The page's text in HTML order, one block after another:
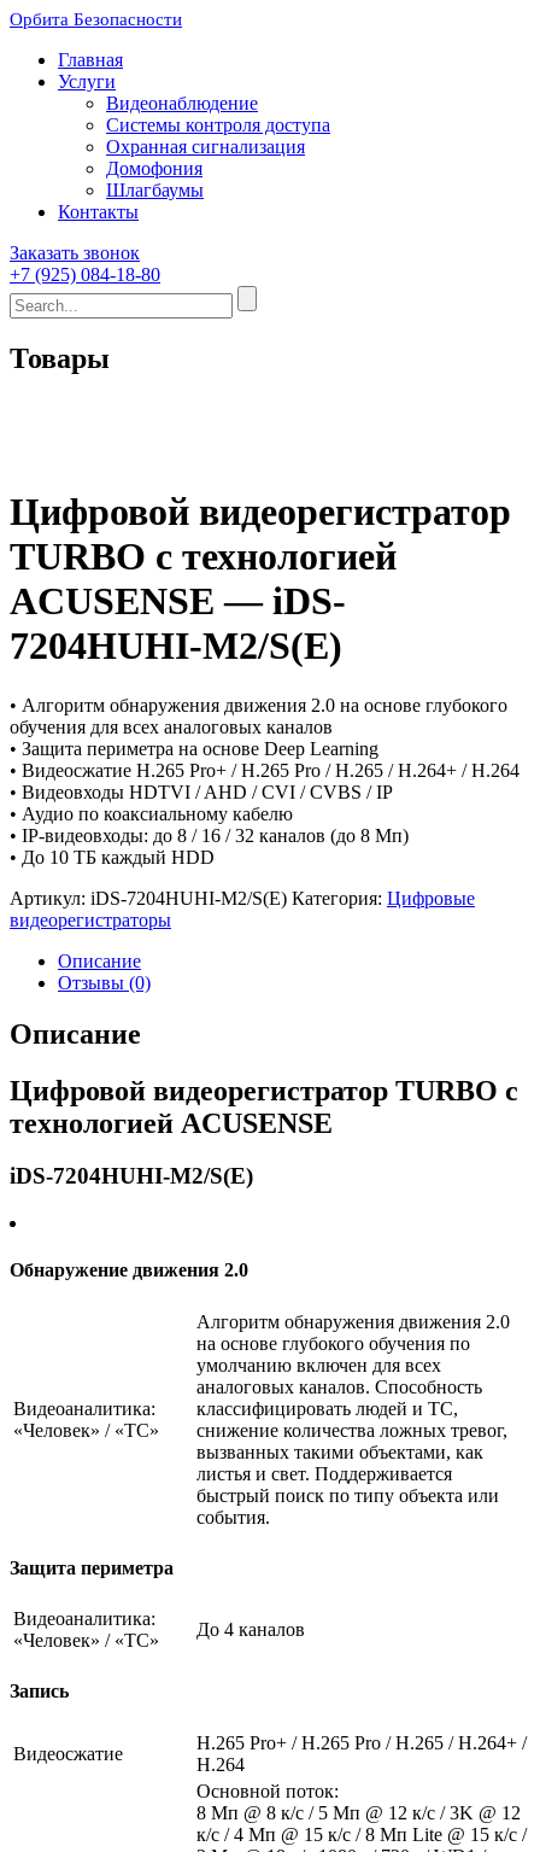
Орбита Безопасности
Главная
Услуги
Видеонаблюдение
Системы контроля доступа
Охранная сигнализация
Домофония
Шлагбаумы
Контакты
Заказать звонок
+7 (925) 084-18-80
Товары
Цифровой видеорегистратор
TURBO с технологией
ACUSENSE — iDS-
7204HUHI-M2/S(E)
• Алгоритм обнаружения движения 2.0 на основе глубокого
обучения для всех аналоговых каналов
• Защита периметра на основе Deep Learning
• Видеосжатие H.265 Pro+ / H.265 Pro / H.265 / H.264+ / H.264
• Видеовходы HDTVI / AHD / CVI / CVBS / IP
• Аудио по коаксиальному кабелю
• IP-видеовходы: до 8 / 16 / 32 каналов (до 8 Мп)
• До 10 TБ каждый HDD
Артикул: iDS-7204HUHI-M2/S(E) Категория: Цифровые
видеорегистраторы
Описание
Отзывы (0)
Описание
Цифровой видеорегистратор TURBO с
технологией ACUSENSE
iDS-7204HUHI-M2/S(E)
Обнаружение движения 2.0
Видеоаналитика:
«Человек» / «ТС»
Алгоритм обнаружения движения 2.0
на основе глубокого обучения по
умолчанию включен для всех
аналоговых каналов. Способность
классифицировать людей и ТС,
снижение количества ложных тревог,
вызванных такими объектами, как
листья и свет. Поддерживается
быстрый поиск по типу объекта или
события.
Защита периметра
Видеоаналитика:
«Человек» / «ТС»
До 4 каналов
Запись
Видеосжатие
H.265 Pro+ / H.265 Pro / H.265 / H.264+ /
H.264
Основной поток:
8 Мп @ 8 к/с / 5 Мп @ 12 к/с / 3K @ 12
к/с / 4 Мп @ 15 к/с / 8 Мп Lite @ 15 к/с /